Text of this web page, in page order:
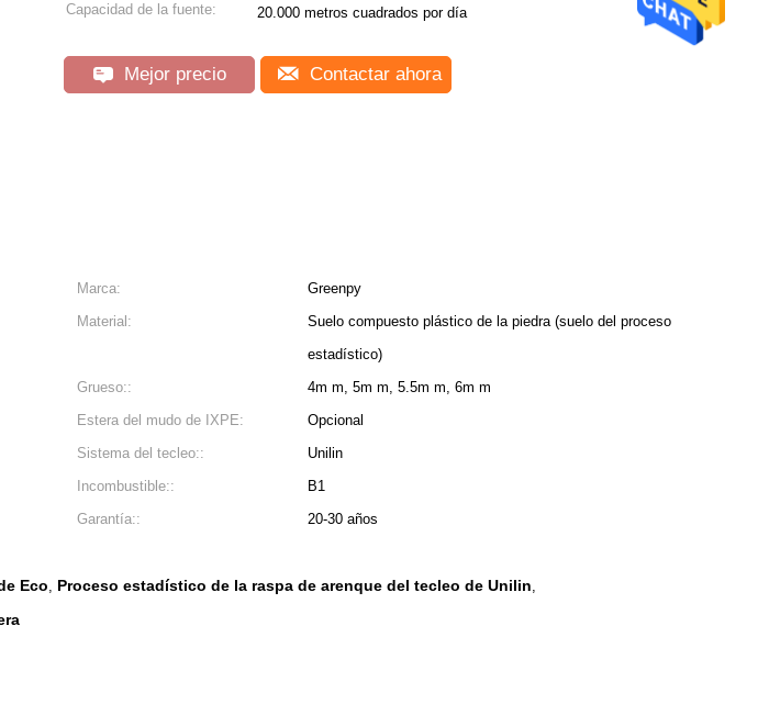
Capacidad de la fuente: 20.000 metros cuadrados por día
Mejor precio Contactar ahora
Marca:
Greenpy
Material:
Suelo compuesto plástico de la piedra (suelo del proceso
estadístico)
Grueso::
4m m, 5m m, 5.5m m, 6m m
Estera del mudo de IXPE:
Opcional
Sistema del tecleo::
Unilin
Incombustible::
B1
Garantía::
20-30 años
Eco, Proceso estadístico de la raspa de arenque del tecleo de Unilin,